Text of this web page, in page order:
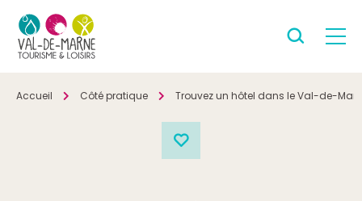
Accueil Côté pratique Trouvez un hôtel dans le Val-de-